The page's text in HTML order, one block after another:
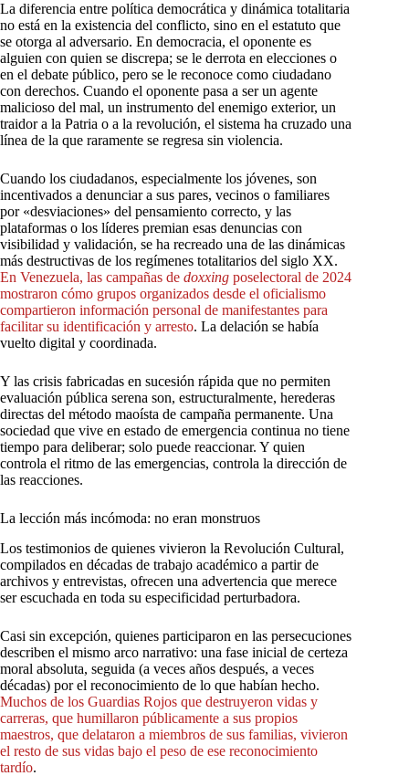
La diferencia entre política democrática y dinámica totalitaria
no está en la existencia del conflicto, sino en el estatuto que
se otorga al adversario. En democracia, el oponente es
alguien con quien se discrepa; se le derrota en elecciones o
en el debate público, pero se le reconoce como ciudadano
con derechos. Cuando el oponente pasa a ser un agente
malicioso del mal, un instrumento del enemigo exterior, un
traidor a la Patria o a la revolución, el sistema ha cruzado una
línea de la que raramente se regresa sin violencia.
Cuando los ciudadanos, especialmente los jóvenes, son
incentivados a denunciar a sus pares, vecinos o familiares
por «desviaciones» del pensamiento correcto, y las
plataformas o los líderes premian esas denuncias con
visibilidad y validación, se ha recreado una de las dinámicas
más destructivas de los regímenes totalitarios del siglo XX.
En Venezuela, las campañas de doxxing poselectoral de 2024
mostraron cómo grupos organizados desde el oficialismo
compartieron información personal de manifestantes para
facilitar su identificación y arresto. La delación se había
vuelto digital y coordinada.
Y las crisis fabricadas en sucesión rápida que no permiten
evaluación pública serena son, estructuralmente, herederas
directas del método maoísta de campaña permanente. Una
sociedad que vive en estado de emergencia continua no tiene
tiempo para deliberar; solo puede reaccionar. Y quien
controla el ritmo de las emergencias, controla la dirección de
las reacciones.
La lección más incómoda: no eran monstruos
Los testimonios de quienes vivieron la Revolución Cultural,
compilados en décadas de trabajo académico a partir de
archivos y entrevistas, ofrecen una advertencia que merece
ser escuchada en toda su especificidad perturbadora.
Casi sin excepción, quienes participaron en las persecuciones
describen el mismo arco narrativo: una fase inicial de certeza
moral absoluta, seguida (a veces años después, a veces
décadas) por el reconocimiento de lo que habían hecho.
Muchos de los Guardias Rojos que destruyeron vidas y
carreras, que humillaron públicamente a sus propios
maestros, que delataron a miembros de sus familias, vivieron
el resto de sus vidas bajo el peso de ese reconocimiento
tardío.